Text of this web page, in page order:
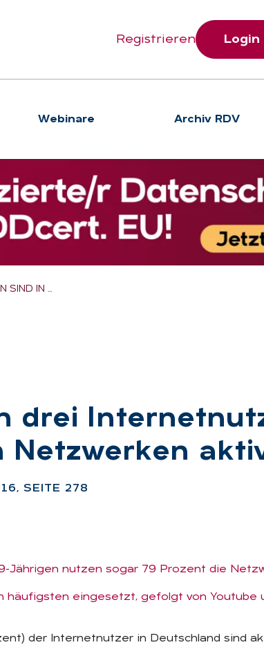
Suchen
Registrieren Login
We­bi­na­re Archiv RDV
SIND IN …
drei
Netz­wer­ken
SEI­TE 278
Jährigen nutzen sogar 79 Prozent die
häufigsten eingesetzt, gefolgt von Youtube
der Internetnutzer in Deutschland sind